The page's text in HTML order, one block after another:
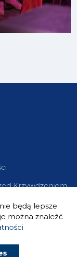
Krzywdzeniem
będą lepsze
można znaleźć